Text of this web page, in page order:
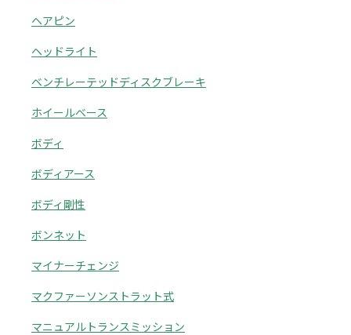
ヘアピン
ヘッドライト
ベンチレーテッドディスクブレーキ
ホイールベース
ボディ
ボディアース
ボディ剛性
ボンネット
マイナーチェンジ
マクファーソンストラット式
マニュアルトランスミッション